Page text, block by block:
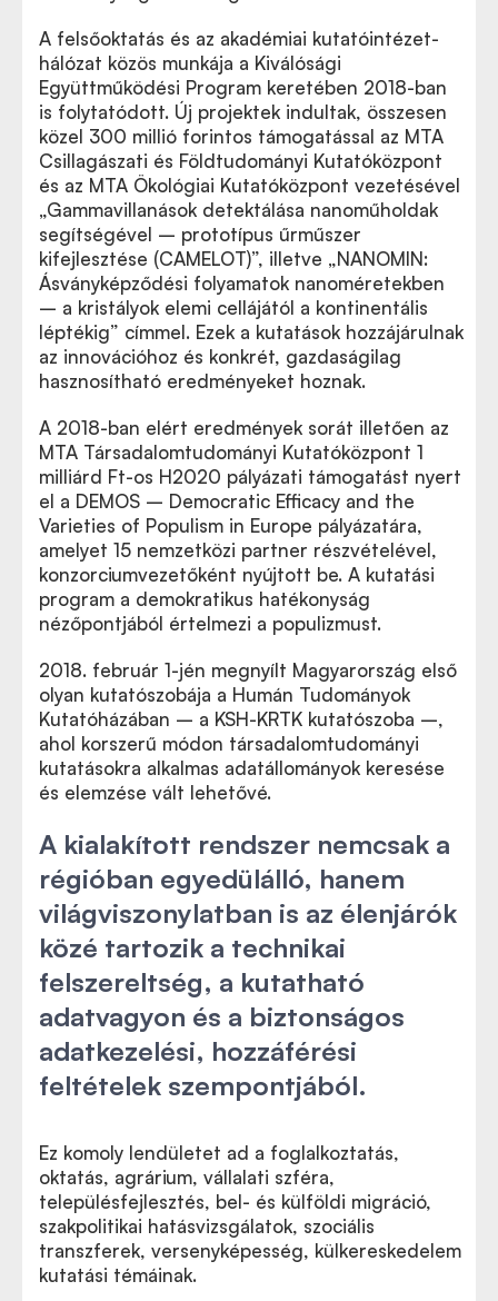
A felsőoktatás és az akadémiai kutatóintézet-
hálózat közös munkája a Kiválósági
Együttműködési Program keretében 2018-ban
is folytatódott. Új projektek indultak, összesen
közel 300 millió forintos támogatással az MTA
Csillagászati és Földtudományi Kutatóközpont
és az MTA Ökológiai Kutatóközpont vezetésével
„Gammavillanások detektálása nanoműholdak
segítségével – prototípus űrműszer
kifejlesztése (CAMELOT)”, illetve „NANOMIN:
Ásványképződési folyamatok nanoméretekben
– a kristályok elemi cellájától a kontinentális
léptékig” címmel. Ezek a kutatások hozzájárulnak
az innovációhoz és konkrét, gazdaságilag
hasznosítható eredményeket hoznak.
A 2018-ban elért eredmények sorát illetően az
MTA Társadalomtudományi Kutatóközpont 1
milliárd Ft-os H2020 pályázati támogatást nyert
el a DEMOS – Democratic Efficacy and the
Varieties of Populism in Europe pályázatára,
amelyet 15 nemzetközi partner részvételével,
konzorciumvezetőként nyújtott be. A kutatási
program a demokratikus hatékonyság
nézőpontjából értelmezi a populizmust.
2018. február 1-jén megnyílt Magyarország első
olyan kutatószobája a Humán Tudományok
Kutatóházában – a KSH-KRTK kutatószoba –,
ahol korszerű módon társadalomtudományi
kutatásokra alkalmas adatállományok keresése
és elemzése vált lehetővé.
A kialakított rendszer nemcsak a
régióban egyedülálló, hanem
világviszonylatban is az élenjárók
közé tartozik a technikai
felszereltség, a kutatható
adatvagyon és a biztonságos
adatkezelési, hozzáférési
feltételek szempontjából.
Ez komoly lendületet ad a foglalkoztatás,
oktatás, agrárium, vállalati szféra,
településfejlesztés, bel- és külföldi migráció,
szakpolitikai hatásvizsgálatok, szociális
transzferek, versenyképesség, külkereskedelem
kutatási témáinak.